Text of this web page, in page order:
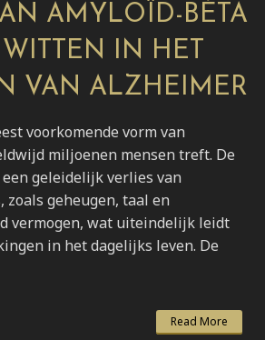
AMYLOÏD-BÈTA
IN HET
VAN ALZHEIMER
voorkomende vorm van
miljoenen mensen treft. De
geleidelijk verlies van
geheugen, taal en
vermogen, wat uiteindelijk leidt
in het dagelijks leven. De
Read More